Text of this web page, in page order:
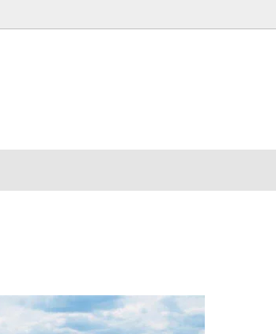
グッドデザイン賞で選ぶ
づくりの裏側 NDstyle.製品の品番の確